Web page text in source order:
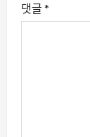
댓글 *